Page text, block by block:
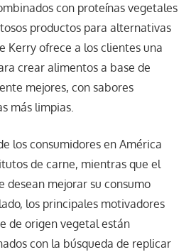
con proteínas vegetales
productos para alternativas
Kerry ofrece a los clientes una
crear alimentos a base de
mejores, con sabores
más limpias.
los consumidores en América
de carne, mientras que el
desean mejorar su consumo
los principales motivadores
de origen vegetal están
con la búsqueda de replicar